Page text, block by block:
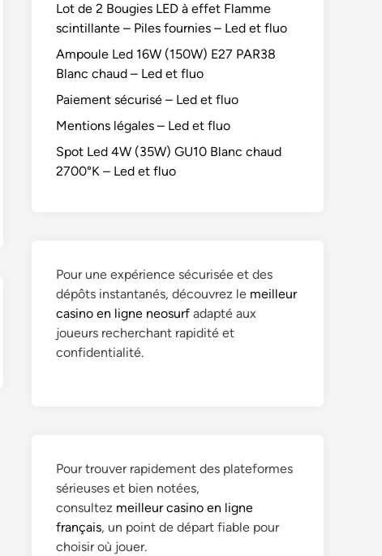
Lot de 2 Bougies LED à effet Flamme
scintillante – Piles fournies – Led et fluo
Ampoule Led 16W (150W) E27 PAR38
Blanc chaud – Led et fluo
Paiement sécurisé – Led et fluo
Mentions légales – Led et fluo
Spot Led 4W (35W) GU10 Blanc chaud
2700°K – Led et fluo
Pour une expérience sécurisée et des
dépôts instantanés, découvrez le meilleur
casino en ligne neosurf adapté aux
joueurs recherchant rapidité et
confidentialité.
Pour trouver rapidement des plateformes
sérieuses et bien notées,
consultez meilleur casino en ligne
français, un point de départ fiable pour
choisir où jouer.